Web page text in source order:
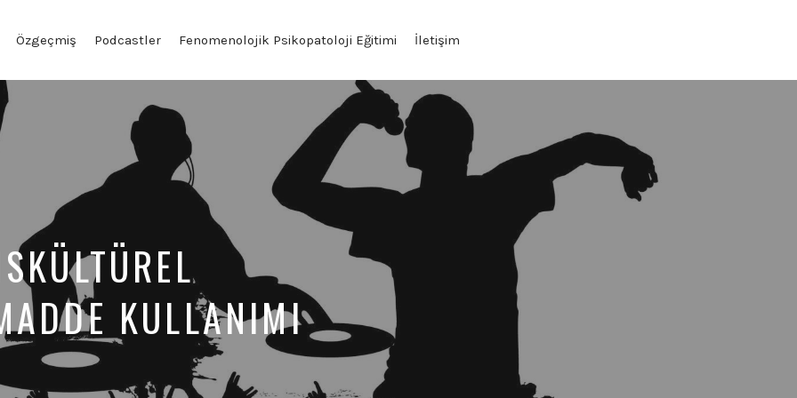
Özgeçmiş Podcastler Fenomenolojik Psikopatoloji Eğitimi İletişim
KULLANIMI